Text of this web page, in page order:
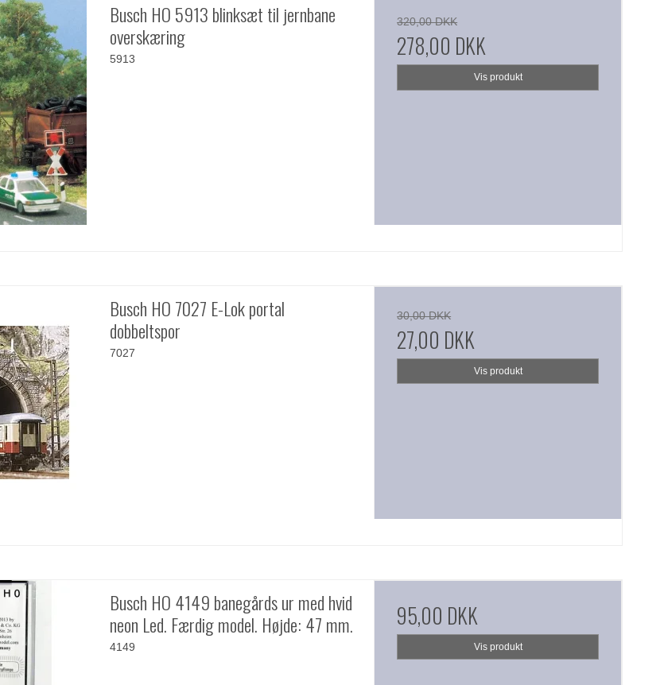
Busch HO 5913 blinksæt til jernbane
overskæring
5913
320,00 DKK
278,00 DKK
Vis produkt
Busch HO 7027 E-Lok portal
dobbeltspor
7027
30,00 DKK
27,00 DKK
Vis produkt
Busch HO 4149 banegårds ur med hvid
neon Led. Færdig model. Højde: 47 mm.
4149
95,00 DKK
Vis produkt